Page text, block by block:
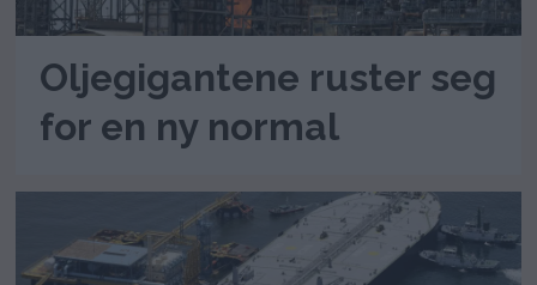
Oljegigantene ruster seg
for en ny normal